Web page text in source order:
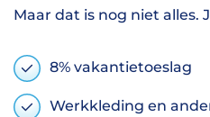
Maar dat is nog niet alles.
8% vakantietoeslag
Werkkleding en